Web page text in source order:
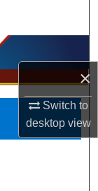
×
Switch to
desktopview